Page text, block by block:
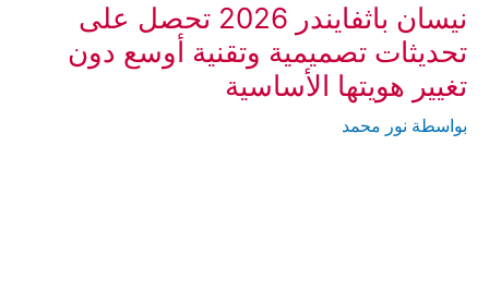
نيسان باثفايندر 2026 تحصل على
تحديثات تصميمية وتقنية أوسع دون
تغيير هويتها الأساسية
بواسطة نور محمد